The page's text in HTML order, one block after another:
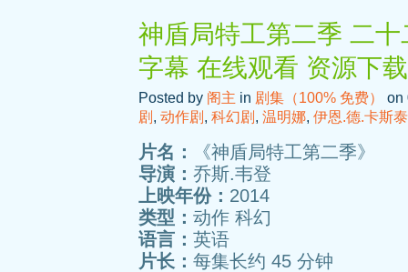
神盾局特工第二季 二
字幕 在线观看 资源下载
Posted by 阁主 in 剧集（100% 免费）
on
剧 , 动作剧 , 科幻剧 , 温明娜, 伊恩.德.卡斯
片名：
《神盾局特工第二季》
导演： 乔斯.韦登
上映年份： 2014
类型： 动作 科幻
语言： 英语
片长： 每集长约 45 分钟